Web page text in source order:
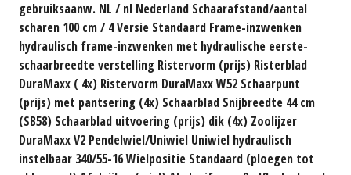
gebruiksaanw. NL / nl Nederland Schaarafstand/aantal
scharen 100 cm / 4 Versie Standaard Frame-inzwenken
hydraulisch frame-inzwenken met hydraulische eerste-
schaarbreedte verstelling Ristervorm (prijs) Risterblad
DuraMaxx ( 4x) Ristervorm DuraMaxx W52 Schaarpunt
(prijs) met pantsering (4x) Schaarblad Snijbreedte 44 cm
(SB58) Schaarblad uitvoering (prijs) dik (4x) Zoolijzer
DuraMaxx V2 Pendelwiel/Uniwiel Uniwiel hydraulisch
instelbaar 340/55-16 Wielpositie Standaard (ploegen tot